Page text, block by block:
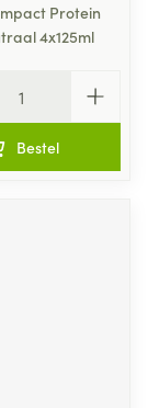
Protein
4x125ml
Bestel